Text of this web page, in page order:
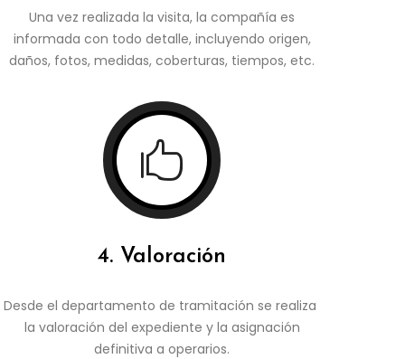
Una vez realizada la visita, la compañía es
informada con todo detalle, incluyendo origen,
daños, fotos, medidas, coberturas, tiempos, etc.

4. Valoración
Desde el departamento de tramitación se realiza
la valoración del expediente y la asignación
definitiva a operarios.